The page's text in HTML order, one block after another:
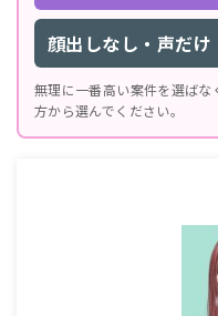
顔出しなし・声だけ
無理に一番高い案件を選ばな
方から選んでください。